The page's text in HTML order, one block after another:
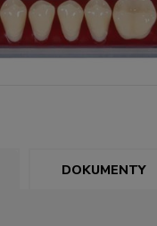
DOKUMENTY